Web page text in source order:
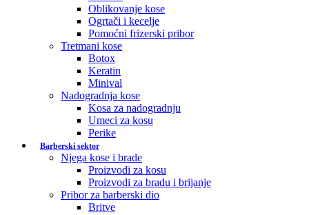
Oblikovanje kose
Ogrtači i kecelje
Pomoćni frizerski pribor
Tretmani kose
Botox
Keratin
Minival
Nadogradnja kose
Kosa za nadogradnju
Umeci za kosu
Perike
Barberski sektor
Njega kose i brade
Proizvodi za kosu
Proizvodi za bradu i brijanje
Pribor za barberski dio
Britve